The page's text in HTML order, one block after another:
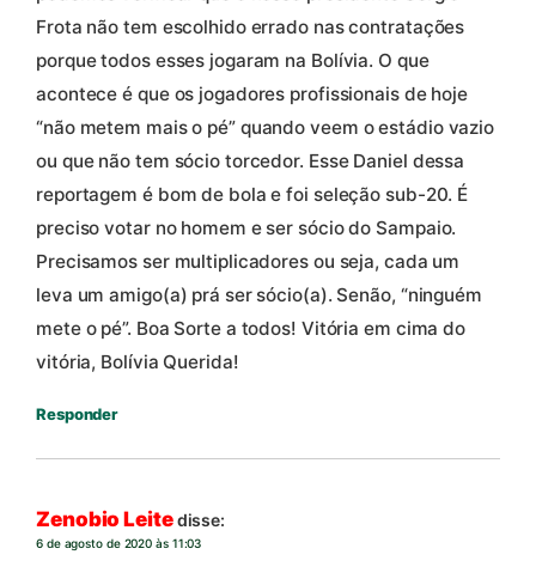
Frota não tem escolhido errado nas contratações
porque todos esses jogaram na Bolívia. O que
acontece é que os jogadores profissionais de hoje
“não metem mais o pé” quando veem o estádio vazio
ou que não tem sócio torcedor. Esse Daniel dessa
reportagem é bom de bola e foi seleção sub-20. É
preciso votar no homem e ser sócio do Sampaio.
Precisamos ser multiplicadores ou seja, cada um
leva um amigo(a) prá ser sócio(a). Senão, “ninguém
mete o pé”. Boa Sorte a todos! Vitória em cima do
vitória, Bolívia Querida!
Responder
Zenobio Leitedisse:
6 de agosto de 2020 às 11:03